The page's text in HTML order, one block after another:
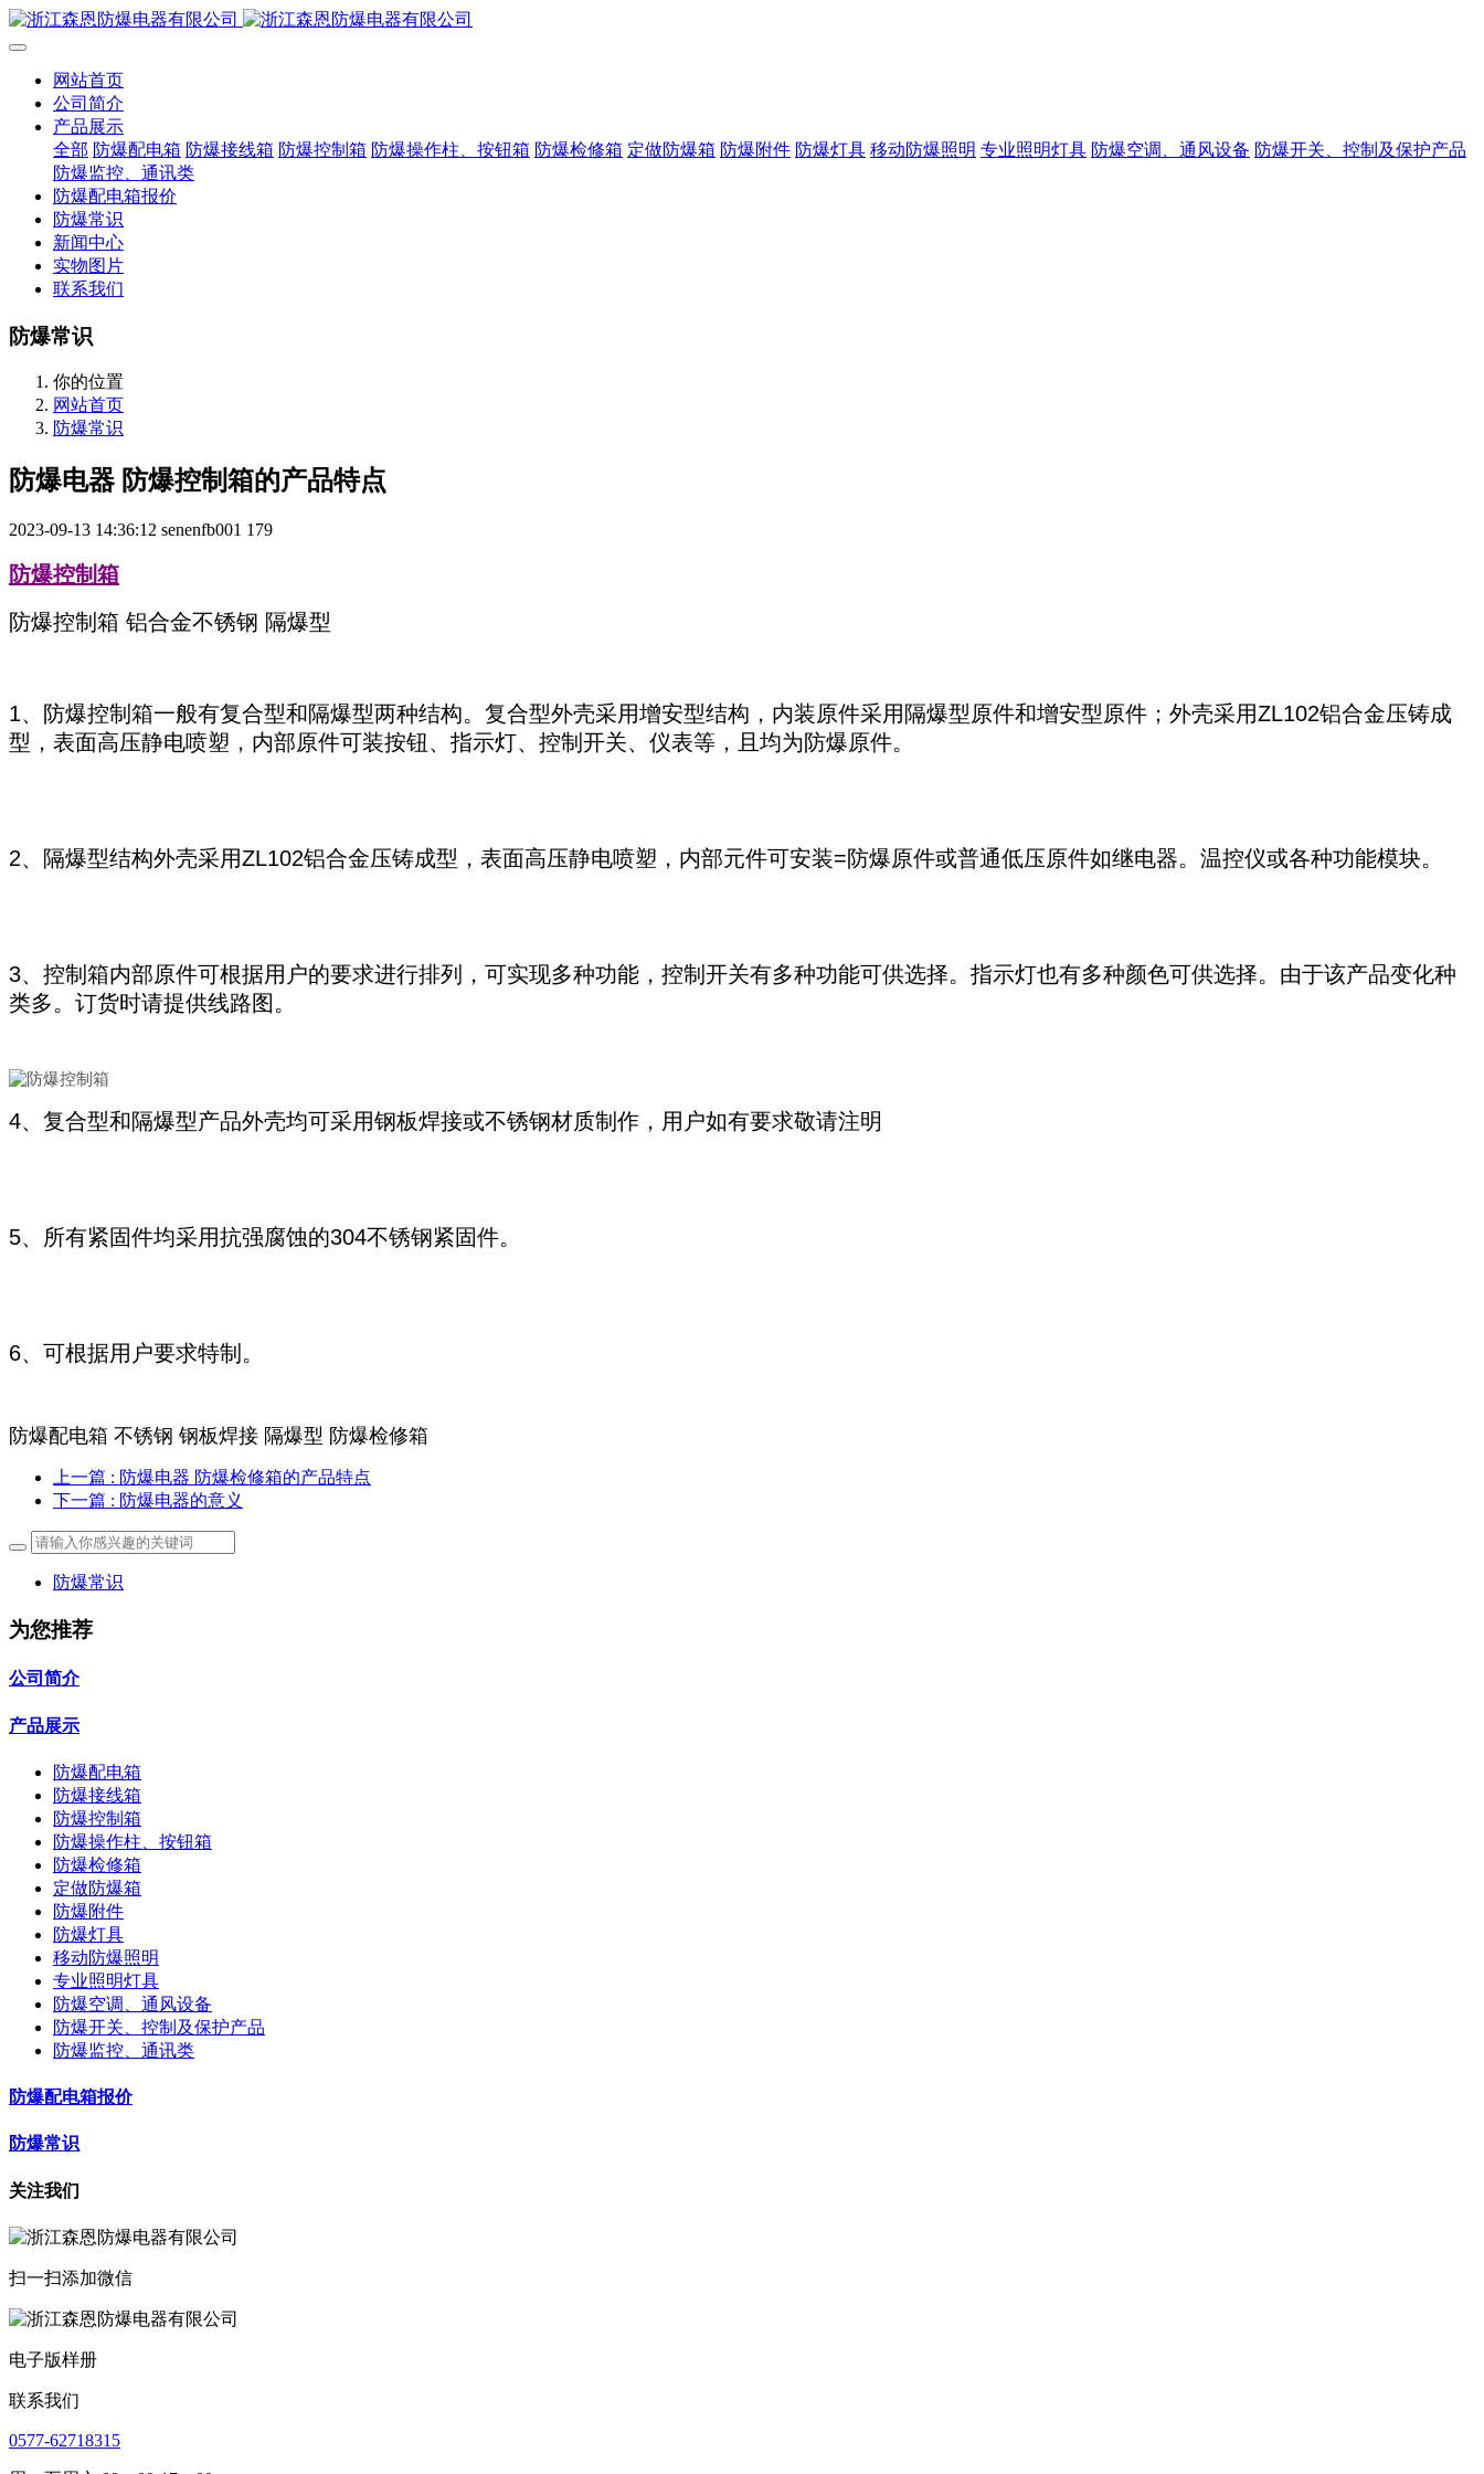
网站首页
公司简介
产品展示
全部 防爆配电箱 防爆接线箱 防爆控制箱 防爆操作柱、按钮箱 防爆检修箱 定做防爆箱 防爆附件 防爆灯具 移动防爆照明 专业照明灯具 防爆空调、通风设备 防爆开关、控制及保护产品
防爆监控、通讯类
防爆配电箱报价
防爆常识
新闻中心
实物图片
联系我们
防爆常识
你的位置
网站首页
防爆常识
防爆电器 防爆控制箱的产品特点
2023-09-13 14:36:12 senenfb001 179
防爆控制箱
防爆控制箱 铝合金不锈钢 隔爆型
1、防爆控制箱一般有复合型和隔爆型两种结构。复合型外壳采用增安型结构，内装原件采用隔爆型原件和增安型原件；外壳采用ZL102铝合金压铸成
型，表面高压静电喷塑，内部原件可装按钮、指示灯、控制开关、仪表等，且均为防爆原件。
2、隔爆型结构外壳采用ZL102铝合金压铸成型，表面高压静电喷塑，内部元件可安装=防爆原件或普通低压原件如继电器。温控仪或各种功能模块。
3、控制箱内部原件可根据用户的要求进行排列，可实现多种功能，控制开关有多种功能可供选择。指示灯也有多种颜色可供选择。由于该产品变化种
类多。订货时请提供线路图。
4、复合型和隔爆型产品外壳均可采用钢板焊接或不锈钢材质制作，用户如有要求敬请注明
5、所有紧固件均采用抗强腐蚀的304不锈钢紧固件。
6、可根据用户要求特制。
防爆配电箱 不锈钢 钢板焊接 隔爆型 防爆检修箱
上一篇 : 防爆电器 防爆检修箱的产品特点
下一篇 : 防爆电器的意义
防爆常识
为您推荐
公司简介
产品展示
防爆配电箱
防爆接线箱
防爆控制箱
防爆操作柱、按钮箱
防爆检修箱
定做防爆箱
防爆附件
防爆灯具
移动防爆照明
专业照明灯具
防爆空调、通风设备
防爆开关、控制及保护产品
防爆监控、通讯类
防爆配电箱报价
防爆常识
关注我们
扫一扫添加微信
电子版样册
联系我们
0577-62718315